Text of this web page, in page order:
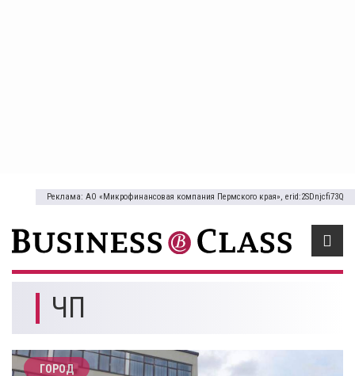
Реклама: АО «Микрофинансовая компания Пермского края», erid:2SDnjcfi73Q
ЧП
ГОРОД